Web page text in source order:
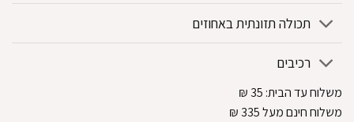
תכולה תזונתית באחוזים
רכיבים
משלוח עד הבית:
₪
משלוח חינם מעל 335
₪